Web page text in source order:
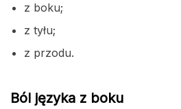
z boku;
z tyłu;
z przodu.
Ból języka z boku